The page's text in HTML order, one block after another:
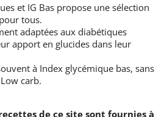
et IG Bas propose une sélection
tous.
adaptées aux diabétiques
apport en glucides dans leur
à Index glycémique bas, sans
carb.
de ce site sont fournies à